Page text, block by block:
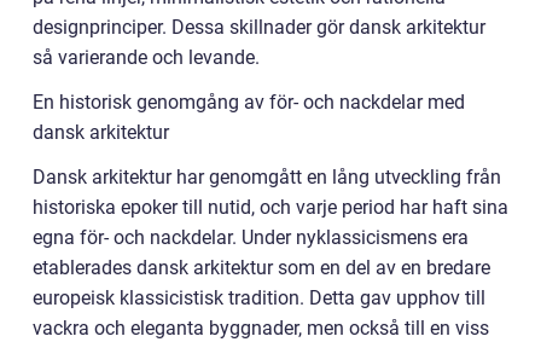
designprinciper. Dessa skillnader gör dansk arkitektur
så varierande och levande.
En historisk genomgång av för- och nackdelar med
dansk arkitektur
Dansk arkitektur har genomgått en lång utveckling från
historiska epoker till nutid, och varje period har haft sina
egna för- och nackdelar. Under nyklassicismens era
etablerades dansk arkitektur som en del av en bredare
europeisk klassicistisk tradition. Detta gav upphov till
vackra och eleganta byggnader, men också till en viss